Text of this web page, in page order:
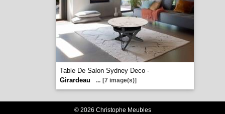
Table De Salon Sydney Deco -
Girardeau
... [7 image(s)]
© 2026 Christophe Meubles